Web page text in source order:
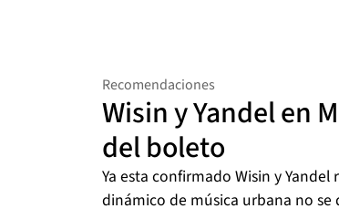
Recomendaciones
Wisin y Yandel en
del boleto
Ya esta confirmado Wisin y Yandel
dinámico de música urbana no se